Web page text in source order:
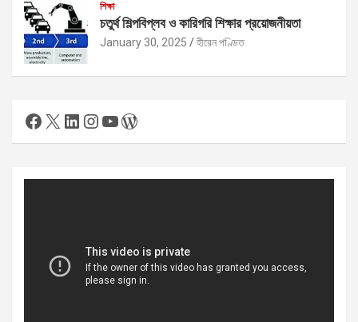
শিক্ষা
চতুর্থ শিল্পবিপ্লব ও কারিগরি শিক্ষার প্রয়োজনীয়তা
January 30, 2025 হীরেন পণ্ডিত
Facebook
X LinkedIn
Instagram
YouTube
WordPress